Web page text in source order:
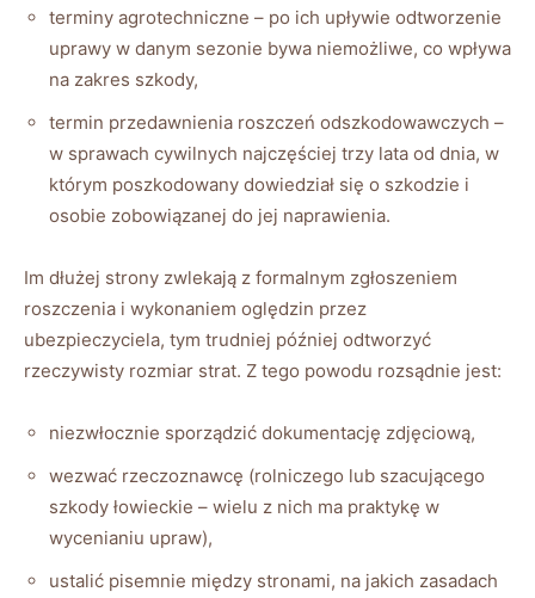
terminy agrotechniczne – po ich upływie odtworzenie
uprawy w danym sezonie bywa niemożliwe, co wpływa
na zakres szkody,
termin przedawnienia roszczeń odszkodowawczych –
w sprawach cywilnych najczęściej trzy lata od dnia, w
którym poszkodowany dowiedział się o szkodzie i
osobie zobowiązanej do jej naprawienia.
Im dłużej strony zwlekają z formalnym zgłoszeniem
roszczenia i wykonaniem oględzin przez
ubezpieczyciela, tym trudniej później odtworzyć
rzeczywisty rozmiar strat. Z tego powodu rozsądnie jest:
niezwłocznie sporządzić dokumentację zdjęciową,
wezwać rzeczoznawcę (rolniczego lub szacującego
szkody łowieckie – wielu z nich ma praktykę w
wycenianiu upraw),
ustalić pisemnie między stronami, na jakich zasadach